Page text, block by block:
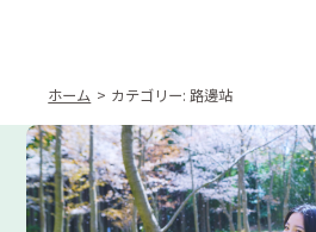
ホーム カテゴリー:路邊站